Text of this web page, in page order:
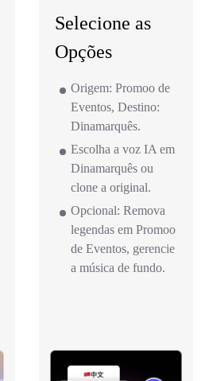
Selecione as
Opções
Origem: Promoo de
Eventos, Destino:
Dinamarquês.
Escolha a voz IA em
Dinamarquês ou
clone a original.
Opcional: Remova
legendas em Promoo
de Eventos, gerencie
a música de fundo.